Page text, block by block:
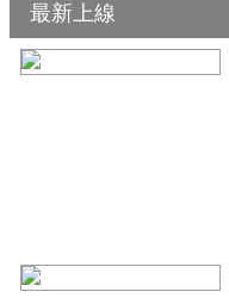
最新上線